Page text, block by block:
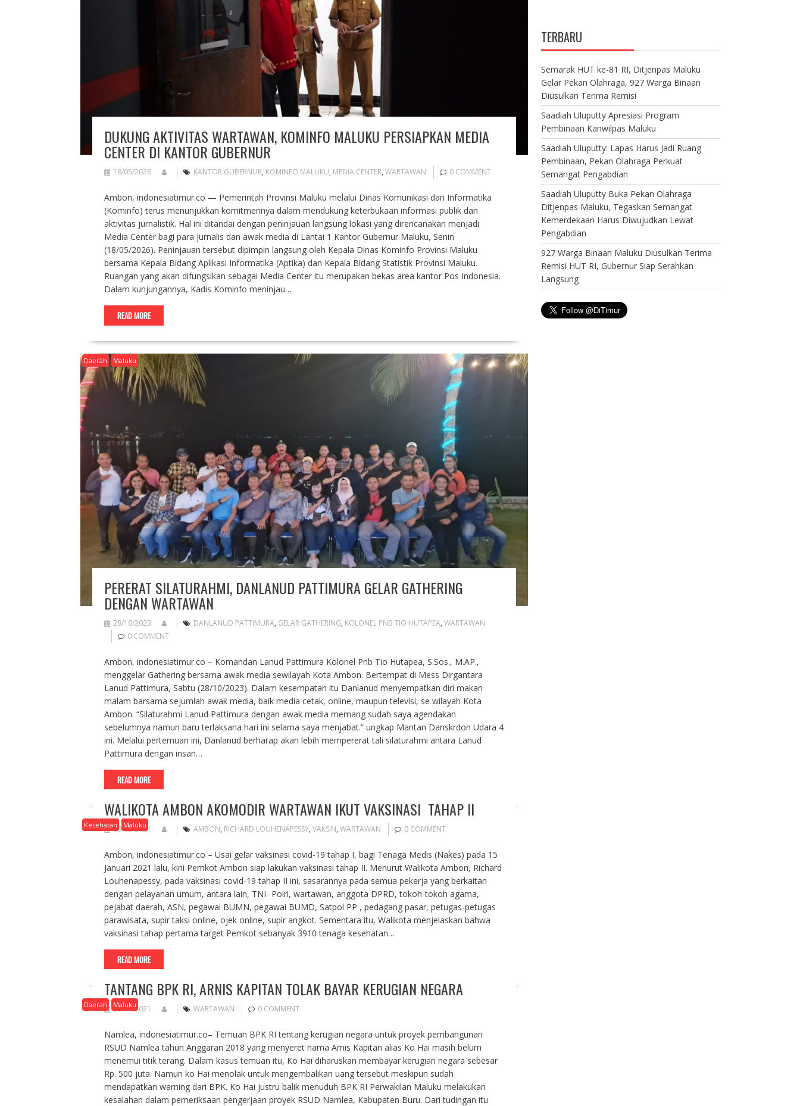
DUKUNG AKTIVITAS WARTAWAN, KOMINFO MALUKU PERSIAPKAN MEDIA
CENTER DI KANTOR GUBERNUR
18/05/2026 KANTOR GUBERNUR, KOMINFO MALUKU, MEDIA CENTER, WARTAWAN 0 COMMENT
Ambon, indonesiatimur.co — Pemerintah Provinsi Maluku melalui Dinas Komunikasi dan Informatika
(Kominfo) terus menunjukkan komitmennya dalam mendukung keterbukaan informasi publik dan
aktivitas jurnalistik. Hal ini ditandai dengan peninjauan langsung lokasi yang direncanakan menjadi
Media Center bagi para jurnalis dan awak media di Lantai 1 Kantor Gubernur Maluku, Senin
(18/05/2026). Peninjauan tersebut dipimpin langsung oleh Kepala Dinas Kominfo Provinsi Maluku
bersama Kepala Bidang Aplikasi Informatika (Aptika) dan Kepala Bidang Statistik Provinsi Maluku.
Ruangan yang akan difungsikan sebagai Media Center itu merupakan bekas area kantor Pos Indonesia.
Dalam kunjungannya, Kadis Kominfo meninjau…
READ MORE
Daerah Maluku
PERERAT SILATURAHMI, DANLANUD PATTIMURA GELAR GATHERING
DENGAN WARTAWAN
28/10/2023 DANLANUD PATTIMURA, GELAR GATHERING, KOLONEL PNB TIO HUTAPEA, WARTAWAN
0 COMMENT
Ambon, indonesiatimur.co – Komandan Lanud Pattimura Kolonel Pnb Tio Hutapea, S.Sos., M.AP.,
menggelar Gathering bersama awak media sewilayah Kota Ambon. Bertempat di Mess Dirgantara
Lanud Pattimura, Sabtu (28/10/2023). Dalam kesempatan itu Danlanud menyempatkan diri makan
malam barsama sejumlah awak media, baik media cetak, online, maupun televisi, se wilayah Kota
Ambon. “Silaturahmi Lanud Pattimura dengan awak media memang sudah saya agendakan
sebelumnya namun baru terlaksana hari ini selama saya menjabat.” ungkap Mantan Danskrdon Udara 4
ini. Melalui pertemuan ini, Danlanud berharap akan lebih mempererat tali silaturahmi antara Lanud
Pattimura dengan insan…
READ MORE
Kesehatan Maluku
WALIKOTA AMBON AKOMODIR WARTAWAN IKUT VAKSINASI TAHAP II
09/02/2021 AMBON, RICHARD LOUHENAPESSY, VAKSIN, WARTAWAN 0 COMMENT
Ambon, indonesiatimur.co – Usai gelar vaksinasi covid-19 tahap I, bagi Tenaga Medis (Nakes) pada 15
Januari 2021 lalu, kini Pemkot Ambon siap lakukan vaksinasi tahap II. Menurut Walikota Ambon, Richard
Louhenapessy, pada vaksinasi covid-19 tahap II ini, sasarannya pada semua pekerja yang berkaitan
dengan pelayanan umum, antara lain, TNI- Polri, wartawan, anggota DPRD, tokoh-tokoh agama,
pejabat daerah, ASN, pegawai BUMN, pegawai BUMD, Satpol PP , pedagang pasar, petugas-petugas
parawisata, supir taksi online, ojek online, supir angkot. Sementara itu, Walikota menjelaskan bahwa
vaksinasi tahap pertama target Pemkot sebanyak 3910 tenaga kesehatan…
READ MORE
Daerah Maluku
TANTANG BPK RI, ARNIS KAPITAN TOLAK BAYAR KERUGIAN NEGARA
28/01/2021 WARTAWAN 0 COMMENT
Namlea, indonesiatimur.co– Temuan BPK RI tentang kerugian negara untuk proyek pembangunan
RSUD Namlea tahun Anggaran 2018 yang menyeret nama Arnis Kapitan alias Ko Hai masih belum
menemui titik terang. Dalam kasus temuan itu, Ko Hai diharuskan membayar kerugian negara sebesar
Rp. 500 juta. Namun ko Hai menolak untuk mengembalikan uang tersebut meskipun sudah
mendapatkan warning dari BPK. Ko Hai justru balik menuduh BPK RI Perwakilan Maluku melakukan
kesalahan dalam pemeriksaan pengerjaan proyek RSUD Namlea, Kabupaten Buru. Dari tudingan itu
TERBARU
Semarak HUT ke-81 RI, Ditjenpas Maluku
Gelar Pekan Olahraga, 927 Warga Binaan
Diusulkan Terima Remisi
Saadiah Uluputty Apresiasi Program
Pembinaan Kanwilpas Maluku
Saadiah Uluputty: Lapas Harus Jadi Ruang
Pembinaan, Pekan Olahraga Perkuat
Semangat Pengabdian
Saadiah Uluputty Buka Pekan Olahraga
Ditjenpas Maluku, Tegaskan Semangat
Kemerdekaan Harus Diwujudkan Lewat
Pengabdian
927 Warga Binaan Maluku Diusulkan Terima
Remisi HUT RI, Gubernur Siap Serahkan
Langsung